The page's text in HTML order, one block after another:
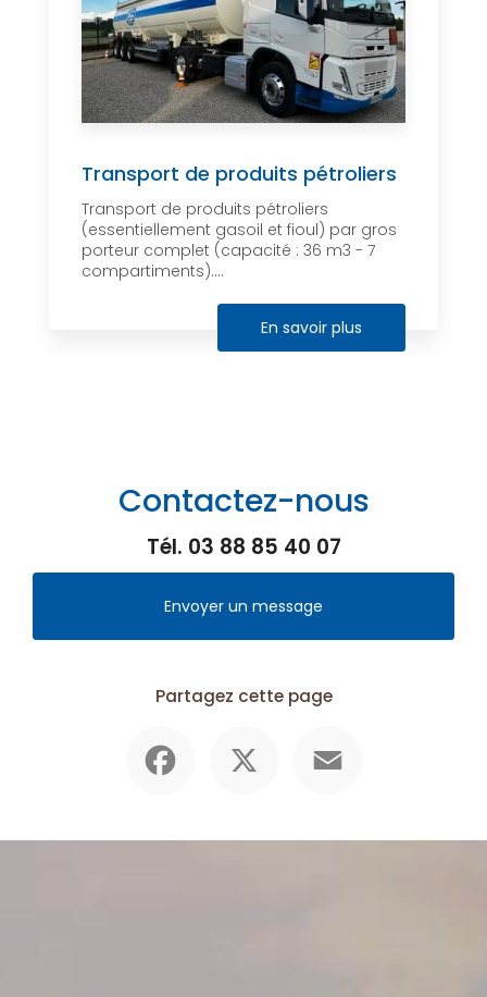
Transport de produits pétroliers
Transport de produits pétroliers
(essentiellement gasoil et fioul) par gros
porteur complet (capacité : 36 m3 - 7
compartiments)....
En savoir plus
Contactez-nous
Tél. 03 88 85 40 07
Envoyer un message
Partagez cette page